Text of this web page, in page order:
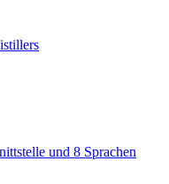
und 8 Sprachen